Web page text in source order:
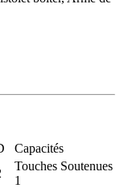
Capacités
Touches Soutenues
1